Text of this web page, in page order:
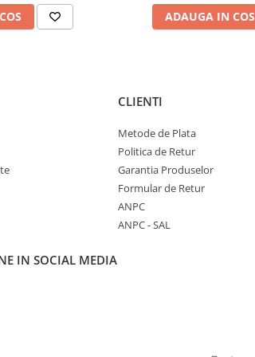
ADAUGA IN COS
CLIENTI
Metode de Plata
Politica de Retur
Garantia Produselor
Formular de Retur
ANPC
ANPC - SAL
IN SOCIAL MEDIA